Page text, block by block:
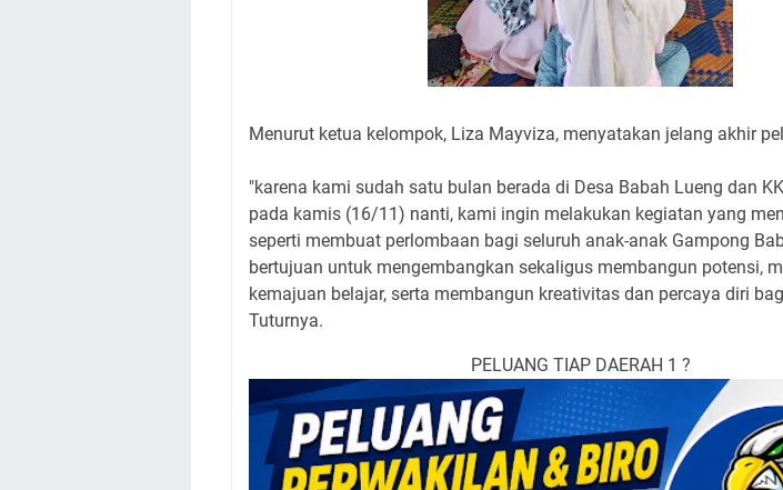
Menurut ketua kelompok, Liza Mayviza, menyatakan jelang akhir
"karena kami sudah satu bulan berada di Desa Babah Lueng dan
pada kamis (16/11) nanti, kami ingin melakukan kegiatan yang
seperti membuat perlombaan bagi seluruh anak-anak Gampong
bertujuan untuk mengembangkan sekaligus membangun potensi,
kemajuan belajar, serta membangun kreativitas dan percaya diri
Tuturnya.
PELUANG TIAP DAERAH 1 ?